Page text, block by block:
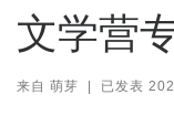
文学营
来自 萌芽 | 已发表